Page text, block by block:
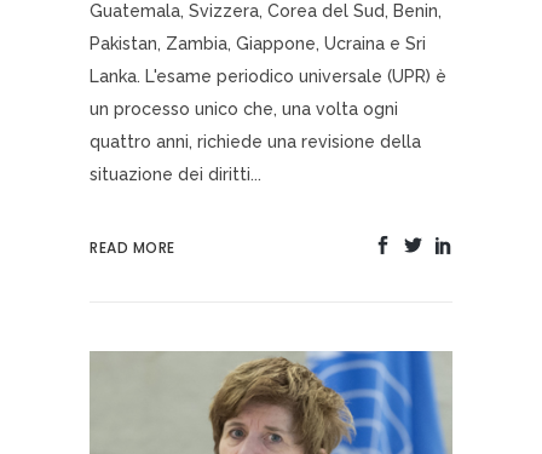
Guatemala, Svizzera, Corea del Sud, Benin,
Pakistan, Zambia, Giappone, Ucraina e Sri
Lanka. L'esame periodico universale (UPR) è
un processo unico che, una volta ogni
quattro anni, richiede una revisione della
situazione dei diritti...
READ MORE